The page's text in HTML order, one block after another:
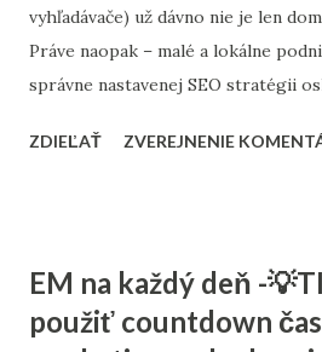
vyhľadávače) už dávno nie je len
Práve naopak – malé a lokálne
správne nastavenej SEO stratégii
ako nastaviť SEO tak, aby fungovalo
osloviť zákazníkov z celého
mesta? Výskum kľúčových slov –
ZDIEĽAŤ ZVEREJNENIE
EM na každý deň -
použiť countdown